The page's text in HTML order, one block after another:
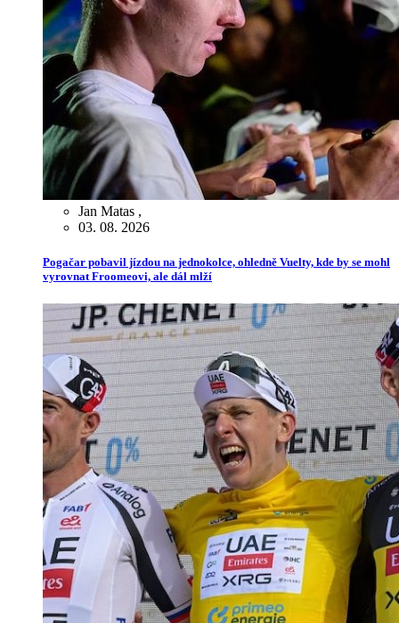
Jan Matas ,
03. 08. 2026
Pogačar pobavil jízdou na jednokolce, ohledně Vuelty, kde by se mohl
vyrovnat Froomeovi, ale dál mlží